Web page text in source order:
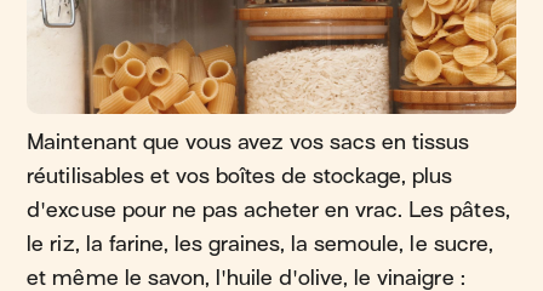
Maintenant que vous avez vos sacs en tissus
réutilisables et vos boîtes de stockage, plus
d'excuse pour ne pas acheter en vrac. Les pâtes,
le riz, la farine, les graines, la semoule, le sucre,
et même le savon, l'huile d'olive, le vinaigre :